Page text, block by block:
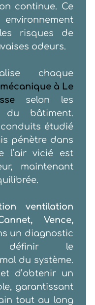
continue. Ce
risques de
odeurs.
chaque
à Le
selon les
du bâtiment.
étudié
pénètre dans
l’air vicié est
maintenant
ventilation
Vence,
un diagnostic
définir le
du système.
d’obtenir un
garantissant
tout au long